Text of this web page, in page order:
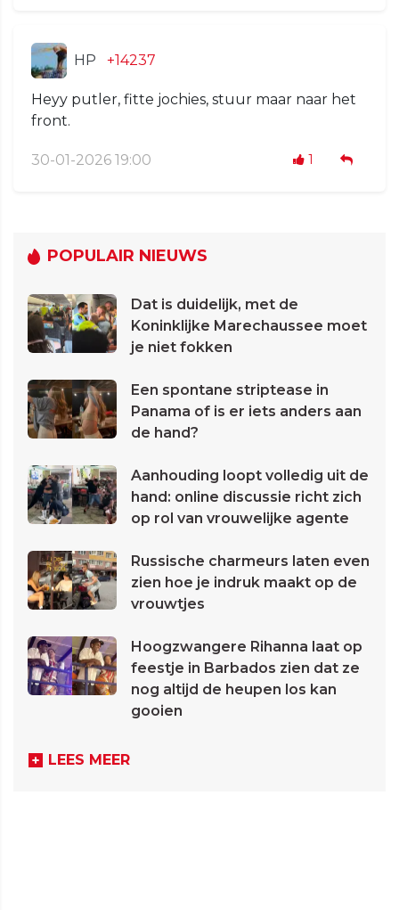
HP +14237
Heyy putler, fitte jochies, stuur maar naar het
front.
30-01-2026 19:00 1
POPULAIR NIEUWS
Dat is duidelijk, met de
Koninklijke Marechaussee moet
je niet fokken
Een spontane striptease in
Panama of is er iets anders aan
de hand?
Aanhouding loopt volledig uit de
hand: online discussie richt zich
op rol van vrouwelijke agente
Russische charmeurs laten even
zien hoe je indruk maakt op de
vrouwtjes
Hoogzwangere Rihanna laat op
feestje in Barbados zien dat ze
nog altijd de heupen los kan
gooien
LEES MEER